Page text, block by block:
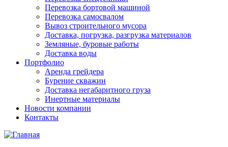
Перевозка бортовой машиной
Перевозка самосвалом
Вывоз строительного мусора
Доставка, погрузка, разгрузка материалов
Земляные, буровые работы
Доставка воды
Портфолио
Аренда грейдера
Бурение скважин
Доставка негабаритного груза
Инертные материалы
Новости компании
Контакты